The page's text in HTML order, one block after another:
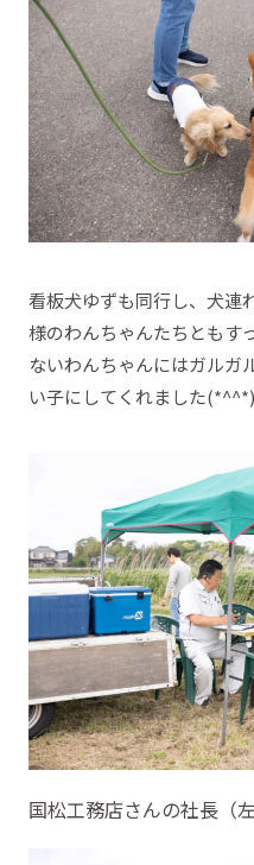
看板犬ゆずも同行し、犬連
様のわんちゃんたちともす
ないわんちゃんにはガルガ
い子にしてくれました(*^^*)
国松工務店さんの社長（